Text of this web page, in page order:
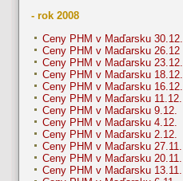
- rok 2008
Ceny PHM v Maďarsku 30.12.
Ceny PHM v Maďarsku 26.12
Ceny PHM v Maďarsku 23.12.
Ceny PHM v Maďarsku 18.12.
Ceny PHM v Maďarsku 16.12.
Ceny PHM v Maďarsku 11.12.
Ceny PHM v Maďarsku 9.12.
Ceny PHM v Maďarsku 4.12.
Ceny PHM v Maďarsku 2.12.
Ceny PHM v Maďarsku 27.11.
Ceny PHM v Maďarsku 20.11.
Ceny PHM v Maďarsku 13.11.